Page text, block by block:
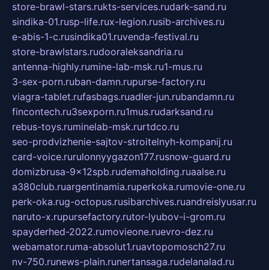
store-brawl-stars.rukts-services.rudark-sand.ru
sindika-01.rusp-life.rux-legion.rusib-archives.ru
e-abis-1-c.rusindika01.ruvenda-festival.ru
store-brawlstars.rudooraleksandria.ru
antenna-highly.rumine-lab-msk.ru1-mus.ru
3-sex-porn.ruban-damn.rupurse-factory.ru
viagra-tablet.rufasbags.ruadler-jun.rubandamn.ru
fincontech.ru3sexporn.ru1mus.rudarksand.ru
rebus-toys.ruminelab-msk.rurtdco.ru
seo-prodvizhenie-sajtov-stroitelnyh-kompanij.ru
card-voice.rurulonnyygazon177.rusnow-guard.ru
domizbrusa-9x12spb.rudemaholding.ruaalse.ru
a380club.ruargentinamia.ruperkoka.rumovie-one.ru
perk-oka.rug-octopus.rusibarchives.ruandreislyusar.ru
naruto-x.rupursefactory.rutor-lyubov-i-grom.ru
spayderhed-2022.rumovieone.ruevro-dez.ru
webamator.ruma-absolut1.ruavtopomosch27.ru
nv-750.runews-plain.runertansaga.rudelanalad.ru